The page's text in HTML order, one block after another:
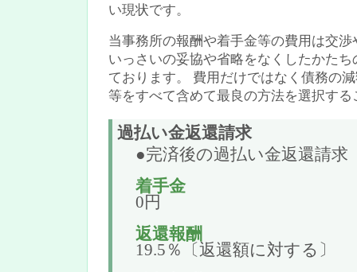
い現状です。
当事務所の報酬や着手金等の費用は交
いっさいの妥協や省略をなくしたかた
ております。 費用だけではなく債務の
等をすべて含めて最良の方法を選択す
過払い金返還請求
●完済後の過払い金返還請求
着手金
0円
返還報酬
19.5％〔返還額に対する〕